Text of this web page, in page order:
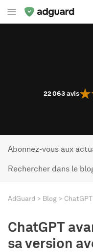
22 063avis
Abonnez-vous aux
Rechercher dans le
AdGuard Blog
ChatGPT
sa version